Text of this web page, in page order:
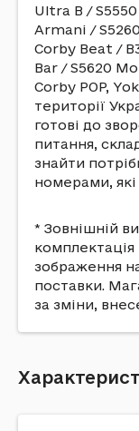
Ultra B /
Armani /
Corby Beat /
Bar / S5620
Corby POP,
території
готові до
питання,
знайти
номерами,
* Зовнішній
комплектація
зображення
поставки.
за зміни,